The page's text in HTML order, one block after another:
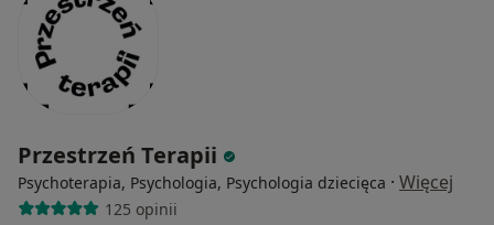
Przestrzeń Terapii
Psychoterapia, Psychologia, Psychologia dziecięca · Więcej
125 opinii